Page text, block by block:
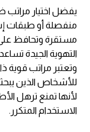
يفضل اختيار
منفصلة أو طبقات
مستقرة وتحافظ
التهوية الجيدة
وتعتبر مراتب قوية
للأشخاص الذين
لأنها تمنع ترهل
الاستخدام المتكرر.